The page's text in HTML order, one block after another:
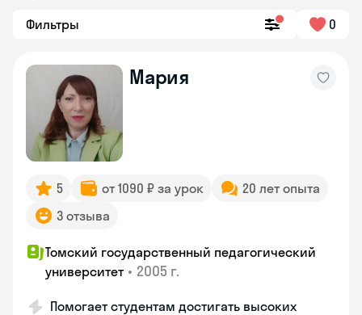
Фильтры 0
Мария
5 от 1090 ₽ за урок
20 лет опыта
3 отзыва
Томский государственный педагогический
университет • 2005 г.
Помогает студентам достигать высоких